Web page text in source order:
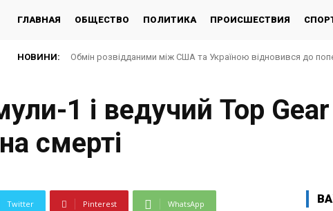
ГЛАВНАЯ ОБЩЕСТВО ПОЛИТИКА ПРОИСШЕСТВИЯ
НОВИНИ: Обмін розвідданими між США та Україною відновився до
1 і ведучий Top Gear
смерті
Twitter Pinterest WhatsApp